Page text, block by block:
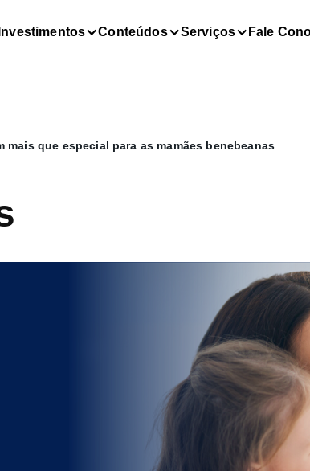
Investimentos Conteúdos Serviços Fale
mais que especial para as mamães benebeanas